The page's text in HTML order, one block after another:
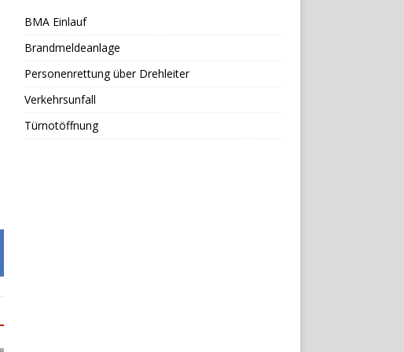
BMA Einlauf
Brandmeldeanlage
Personenrettung über Drehleiter
Verkehrsunfall
Türnotöffnung